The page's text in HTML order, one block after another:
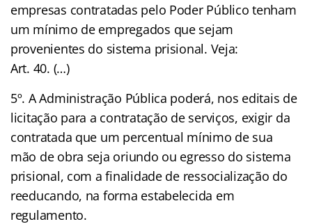
empresas contratadas pelo Poder Público tenham
um mínimo de empregados que sejam
provenientes do sistema prisional. Veja:
Art. 40. (…)
5º. A Administração Pública poderá, nos editais de
licitação para a contratação de serviços, exigir da
contratada que um percentual mínimo de sua
mão de obra seja oriundo ou egresso do sistema
prisional, com a finalidade de ressocialização do
reeducando, na forma estabelecida em
regulamento.